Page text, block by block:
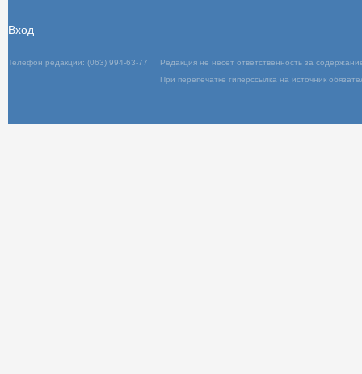
Телефон редакции: (063) 994-63-77
При